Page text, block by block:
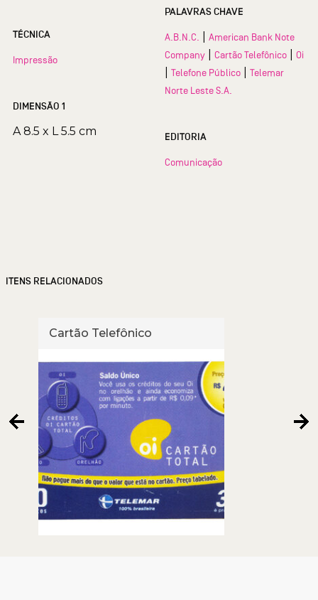
TÉCNICA
Impressão
DIMENSÃO 1
A 8.5 x L 5.5 cm
PALAVRAS CHAVE
A.B.N.C.
American Bank Note
Company
Cartão Telefônico Oi
Telefone Público
Telemar
Norte Leste S.A.
EDITORIA
Comunicação
ITENS RELACIONADOS
Cartão Telefônico